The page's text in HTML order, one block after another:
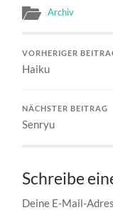
Archiv
VORHERIGER
Haiku
NÄCHSTER BEITRAG
Senryu
Schreibe
Deine E-Mail-